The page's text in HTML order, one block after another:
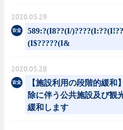
2020.05.29
589:?(I8??(I/
(I$?????(I&
2020.05.28
【施設利用の段階的緩和
除に伴う公共施設及び観
緩和します